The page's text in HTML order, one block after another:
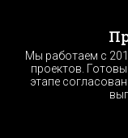
Мы работаем с
проектов.
этапе